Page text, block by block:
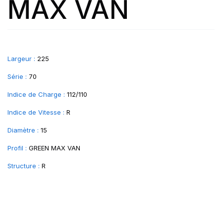
MAX VAN
Largeur : 225
Série : 70
Indice de Charge : 112/110
Indice de Vitesse : R
Diamètre : 15
Profil : GREEN MAX VAN
Structure : R